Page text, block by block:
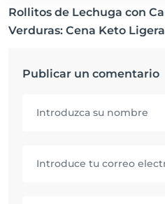
Rollitos de Lechuga con
Verduras: Cena Keto
Publicar un comentario